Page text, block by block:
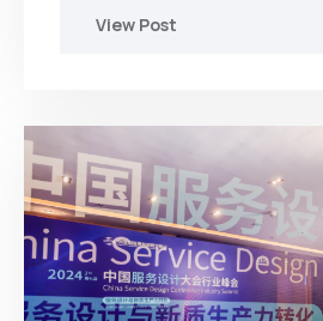
View Post